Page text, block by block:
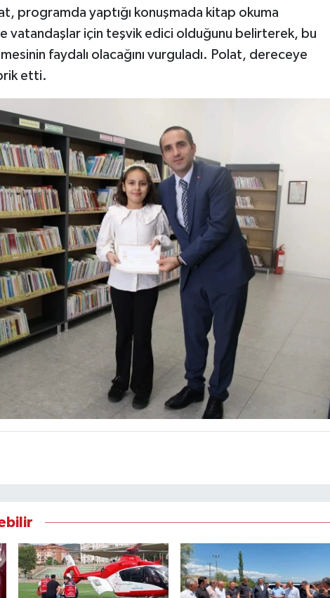
programda yaptığı konuşmada kitap okuma
vatandaşlar için teşvik edici olduğunu belirterek, bu
faydalı olacağını vurguladı. Polat, dereceye
etti.